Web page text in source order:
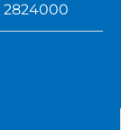
2824000